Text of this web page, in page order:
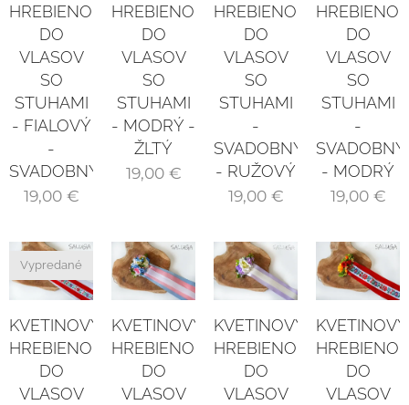
HREBIENOK
DO
VLASOV
SO
STUHAMI
- FIALOVÝ
-
SVADOBNÝ
19,00€
HREBIENOK
DO
VLASOV
SO
STUHAMI
- MODRÝ -
ŽLTÝ
19,00€
HREBIENOK
DO
VLASOV
SO
STUHAMI
-
SVADOBNÝ
- RUŽOVÝ
19,00€
HREBIENOK
DO
VLASOV
SO
STUHAMI
-
SVADOBNÝ
- MODRÝ
19,00€
KVETINOVÝ
HREBIENOK
DO
VLASOV
Vypredané
KVETINOVÝ
HREBIENOK
DO
VLASOV
KVETINOVÝ
HREBIENOK
DO
VLASOV
KVETINOVÝ
HREBIENOK
DO
VLASOV